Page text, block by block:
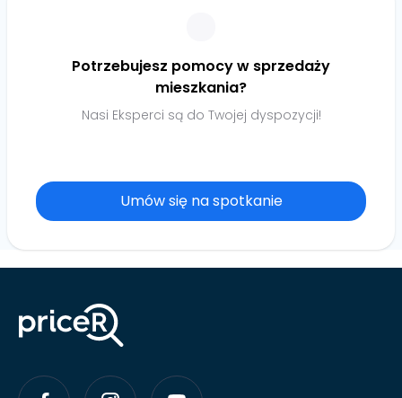
Potrzebujesz pomocy w sprzedaży
mieszkania?
Nasi Eksperci są do Twojej dyspozycji!
Umów się na spotkanie